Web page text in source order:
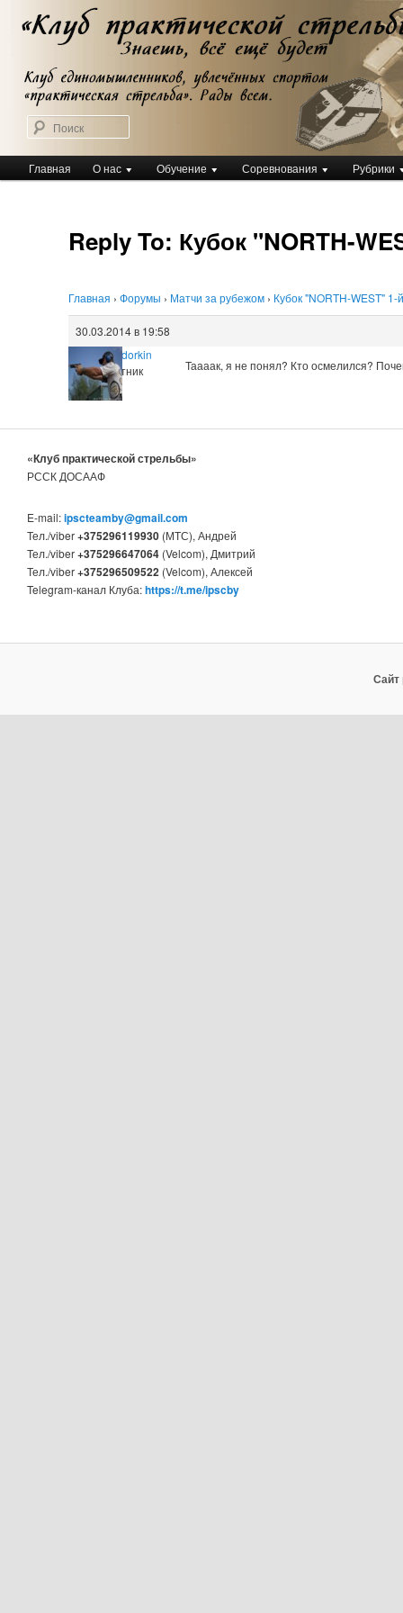
Перейти
основному
содержимому
Клуб практической стрельбы
Клуб практической стрельбы
Главное
меню
Главная О нас Обучение Соревнования Рубрики
Reply To: Кубок "NORTH-
Главная › Форумы › Матчи за рубежом › Кубок "NORTH-WEST"
30.03.2014 в 19:58
Dmitry Sidorkin
Участник
Таааак, я не понял? Кто осмелился?
«Клуб практической стрельбы»
РССК ДОСААФ
E-mail:ipscteamby@gmail.com
Тел./viber+375296119930 (МТС), Андрей
Тел./viber+375296647064 (Velcom), Дмитрий
Тел./viber+375296509522 (Velcom), Алексей
Telegram-канал Клуба:https://t.me/ipscby
Сайт